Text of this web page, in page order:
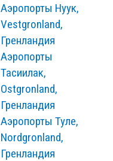
Аэропорты Нуук,
Vestgronland,
Гренландия
Аэропорты
Тасиилак,
Ostgronland,
Гренландия
Аэропорты Туле,
Nordgronland,
Гренландия